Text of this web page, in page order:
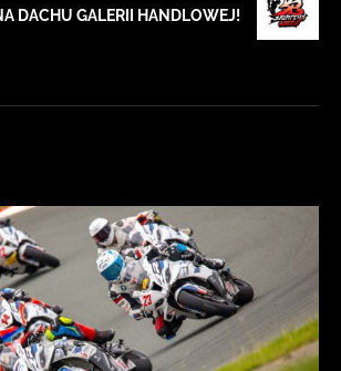
DACHU GALERII HANDLOWEJ!